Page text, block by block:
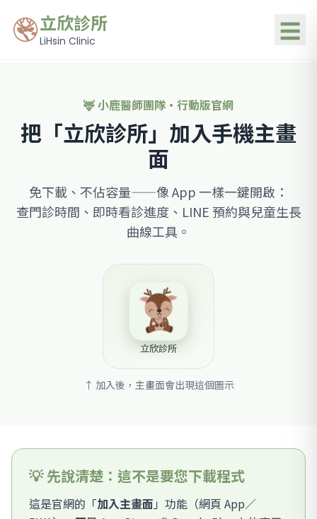
立欣診所
LiHsin Clinic ☰
🦌 小鹿醫師團隊・行動版官網
把「立欣診所」加入手機主畫
面
免下載、不佔容量——像 App 一樣一鍵開啟：
查門診時間、即時看診進度、LINE 預約與兒童生長
曲線工具。
立欣診所
↑ 加入後，主畫面會出現這個圖示
💡 先說清楚：這不是要您下載程式
這是官網的「加入主畫面 」功能（網頁 App／